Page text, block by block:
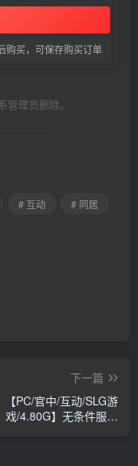
购买，可保存购买订单
理员删除。
# 互动 # 同居
下一篇
【PC/官中/互动/SLG游
戏/4.80G】无条件服从